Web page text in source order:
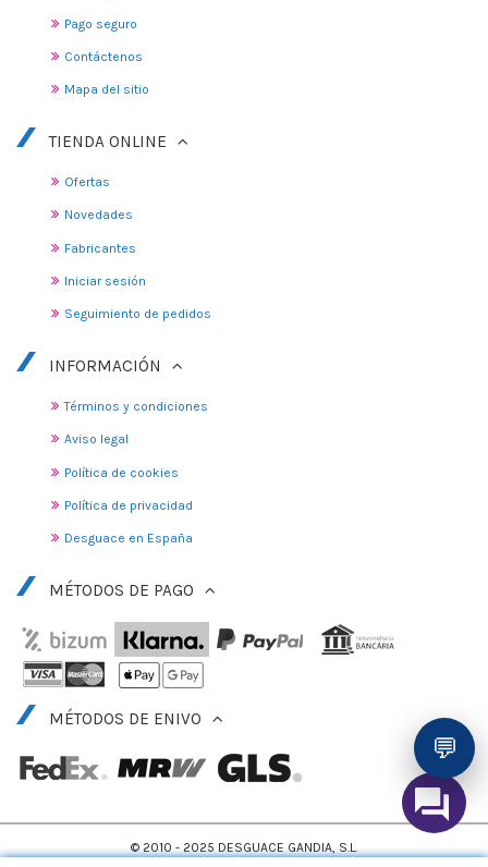
Pago seguro
Contáctenos
Mapa del sitio
TIENDA ONLINE
Ofertas
Novedades
Fabricantes
Iniciar sesión
Seguimiento de pedidos
INFORMACIÓN
Términos y condiciones
Aviso legal
Política de cookies
Política de privacidad
Desguace en España
MÉTODOS DE PAGO
MÉTODOS DE ENIVO
💬
© 2010 - 2025 DESGUACE GANDIA, S.L.